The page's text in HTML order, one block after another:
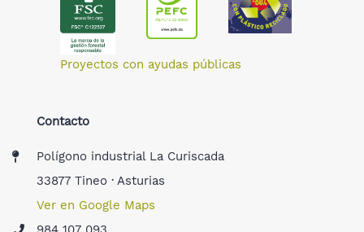
Proyectos con ayudas públicas
Contacto
Polígono industrial La Curiscada
33877 Tineo · Asturias
Ver en Google Maps